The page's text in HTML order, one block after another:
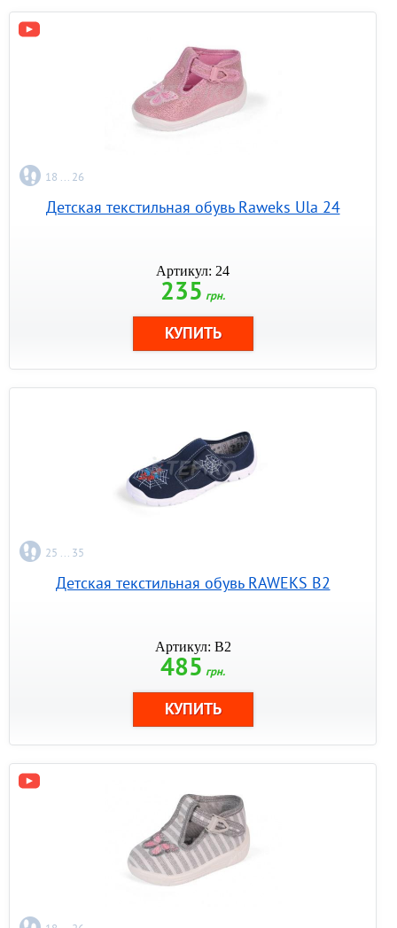
18 ... 26
Детская текстильная обувь Raweks Ula 24
Артикул: 24
235 грн.
25 ... 35
Детская текстильная обувь RAWEKS B2
Артикул: B2
485 грн.